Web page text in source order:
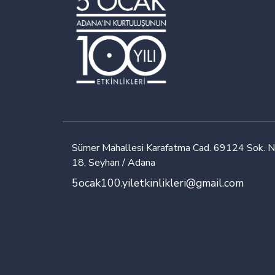
Sümer Mahallesi Karafatma Cad. 69124 Sok.
18, Seyhan / Adana
5ocak100.yiletkinlikleri@gmail.com